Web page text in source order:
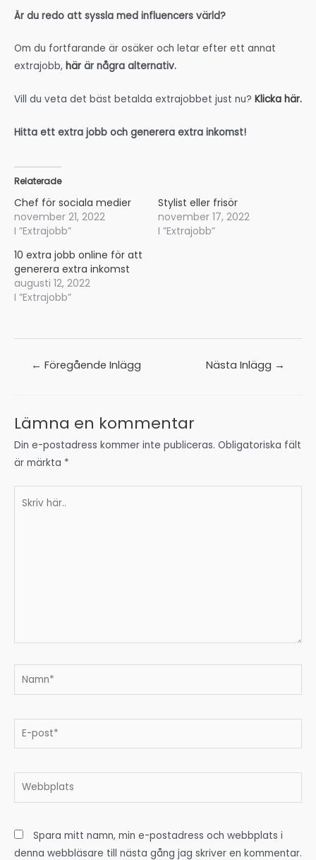
Chef för sociala medier
november 21, 2022
Stylist eller frisör
10 extra jobb online för att
generera extra inkomst
I ”Extrajobb”
Inläggsnavigering
Lämna en kommentar
Din e-postadress kommer inte publiceras.
är märkta*
Skriv
Spara mitt namn, min e-postadress och webbplats i